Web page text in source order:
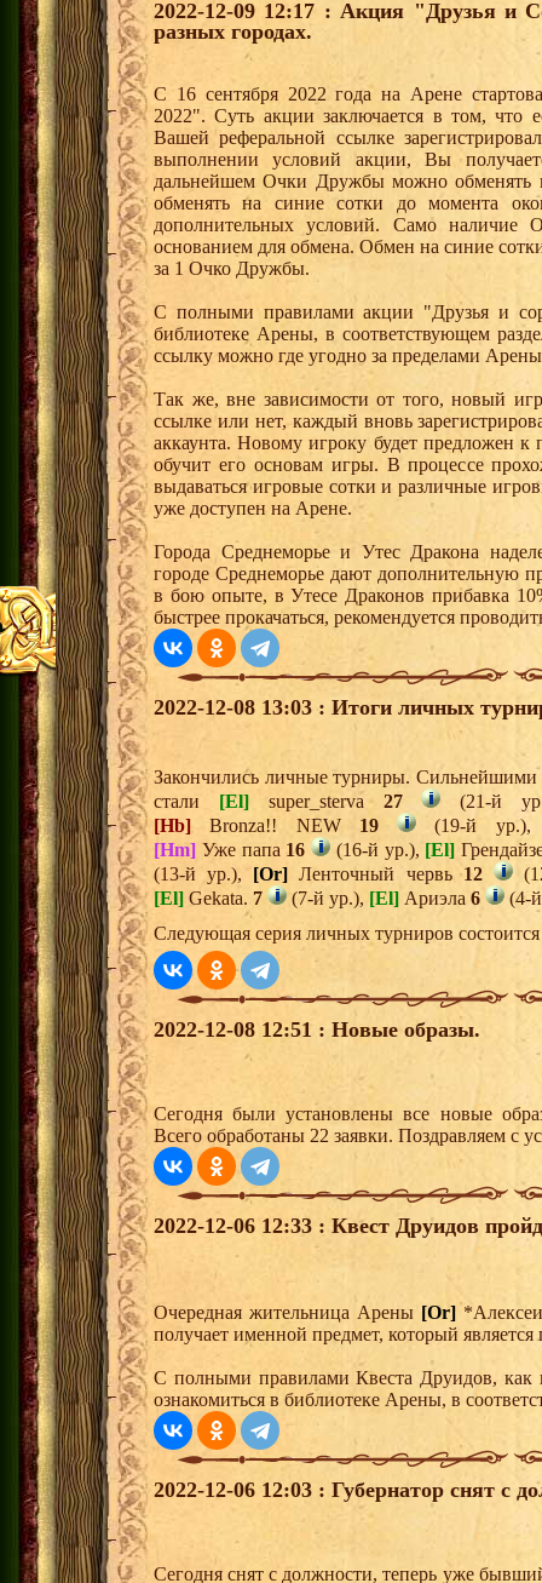
2022-12-09 12:17 : Акция "Друзья и
разных городах.
С 16 сентября 2022 года на Арене
2022". Суть акции заключается в том, что
Вашей реферальной ссылке
выполнении условий акции, Вы
дальнейшем Очки Дружбы можно
обменять на синие сотки до момента
дополнительных условий. Само наличие
основанием для обмена. Обмен на синие
за 1 Очко Дружбы.
С полными правилами акции "Друзья и
библиотеке Арены, в соответствующем
ссылку можно где угодно за пределами
Так же, вне зависимости от того, новый
ссылке или нет, каждый вновь
аккаунта. Новому игроку будет предложен
обучит его основам игры. В процессе
выдаваться игровые сотки и различные
уже доступен на Арене.
Города Среднеморье и Утес Дракона
городе Среднеморье дают дополнительную
в бою опыте, в Утесе Драконов прибавка
быстрее прокачаться, рекомендуется
2022-12-08 13:03 : Итоги личных
Закончились личные турниры. Сильнейшими
стали [El]super_sterva 27
(21-й
[Hb] Bronza!! NEW 19
(19-й
[Hm] Уже папа 16 (16-й ур.), [El]
(13-й ур.), [Or] Ленточный червь12
[El] Gekata. 7 (7-й ур.), [El] Ариэла 6
(4-
Следующая серия личных турниров состоится
2022-12-08 12:51 : Новые образы.
Сегодня были установлены все новые
Всего обработаны 22 заявки. Поздравляем с
2022-12-06 12:33 : Квест Друидов
Очередная жительница Арены [Or]
получает именной предмет, который
С полными правилами Квеста Друидов, как
ознакомиться в библиотеке Арены, в
2022-12-06 12:03 : Губернатор снят с
Сегодня снят с должности, теперь уже